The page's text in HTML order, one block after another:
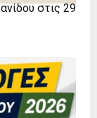
στις 29